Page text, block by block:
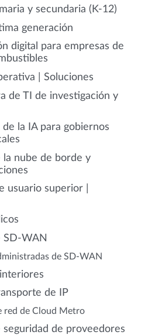
y secundaria (K-12)
generación
digital para empresas de
| Soluciones
de TI de investigación y
de la IA para gobiernos
la nube de borde y
usuario superior |
SD-WAN
de SD-WAN
de IP
red de Cloud Metro
seguridad de proveedores